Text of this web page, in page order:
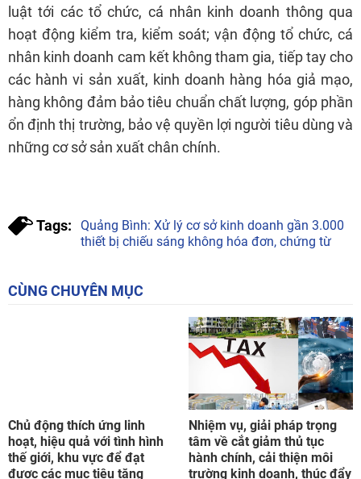
luật tới các tổ chức, cá nhân kinh doanh thông qua
hoạt động kiểm tra, kiểm soát; vận động tổ chức, cá
nhân kinh doanh cam kết không tham gia, tiếp tay cho
các hành vi sản xuất, kinh doanh hàng hóa giả mạo,
hàng không đảm bảo tiêu chuẩn chất lượng, góp phần
ổn định thị trường, bảo vệ quyền lợi người tiêu dùng và
những cơ sở sản xuất chân chính.
Tags:
Quảng Bình: Xử lý cơ sở kinh doanh gần 3.000
thiết bị chiếu sáng không hóa đơn, chứng từ
CÙNG CHUYÊN MỤC
Chủ động thích ứng linh
hoạt, hiệu quả với tình hình
thế giới, khu vực để đạt
được các mục tiêu tăng
Nhiệm vụ, giải pháp trọng
tâm về cắt giảm thủ tục
hành chính, cải thiện môi
trường kinh doanh, thúc đẩy